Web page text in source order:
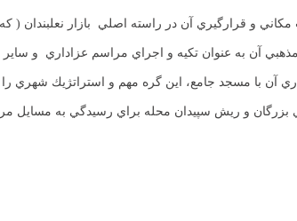
و قرارگيري آن در راسته اصلي بازار نعلبندان (
آن به عنوان تكيه و اجراي مراسم عزاداري و
با مسجد جامع،‌ اين گره مهم و استراتژيك شهري
بزرگان و ريش سپيدان محله براي رسيدگي به مسايل